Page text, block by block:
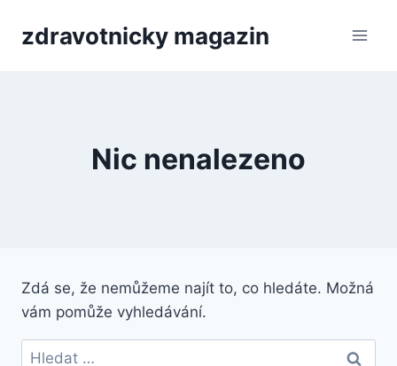
zdravotnicky magazin
Nic nenalezeno
Zdá se, že nemůžeme najít to, co hledáte. Možná
vám pomůže vyhledávání.
Vyhledávání